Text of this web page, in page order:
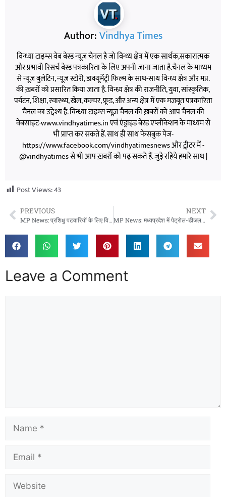
Author:Vindhya Times
विन्ध्या टाइम्स वेब बेस्ड न्यूज़ चैनल है जो विन्ध्य क्षेत्र में एक सार्थक,सकारात्मक
और प्रभावी रिसर्च बेस्ड पत्रकारिता के लिए अपनी जाना जाता है.चैनल के माध्यम
से न्यूज़ बुलेटिन, न्यूज़ स्टोरी, डाक्यूमेंट्री फिल्म के साथ-साथ विन्ध्य क्षेत्र और मप्र.
की ख़बरों को प्रसारित किया जाता है. विन्ध्य क्षेत्र की राजनीति, युवा, सांस्कृतिक,
पर्यटन, शिक्षा, स्वास्थ्य, खेल, कल्चर, फ़ूड, और अन्य क्षेत्र में एक मजबूत पत्रकारिता
चैनल का उद्देश्य है. विन्ध्या टाइम्स न्यूज़ चैनल की ख़बरों को आप चैनल की
वेबसाइट-www.vindhyatimes.in एवं एंड्राइड बेस्ड एप्लीकेशन के माध्यम से
भी प्राप्त कर सकते हैं. साथ ही साथ फेसबुक पेज-
https://www.facebook.com/vindhyatimesnews और ट्वीटर में -
@vindhyatimes से भी आप ख़बरों को पढ़ सकते हैं. जुड़े रहिये हमारे साथ |
Post Views:43
PREVIOUS
MP News: प्रशिक्षु पटवारियों के लिए विभागीय ऑनलाइन परीक्षा अनिवार्य, स्थायीकरण पर बड़ा फैसला
NEXT
MP News: मध्यप्रदेश में पेट्रोल-डीजल के दाम बढ़े, अंतरराष्ट्रीय तनाव का सीधा असर जनता पर
Leave a Comment